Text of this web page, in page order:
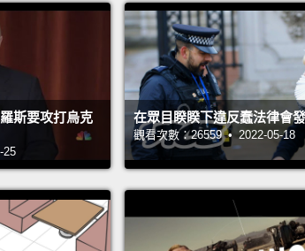
斯要攻打烏克
25
在眾目睽睽下違反蠢法律會
觀看次數：26559 • 2022-05-18